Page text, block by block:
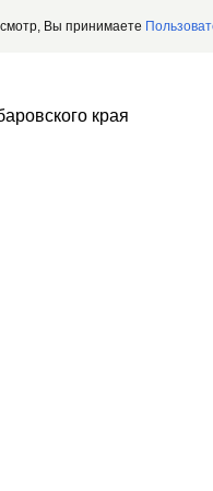
Вы принимаете
края